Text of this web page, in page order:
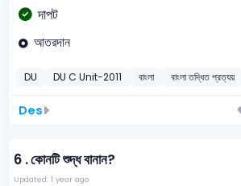
দাপট
আতরদান
DU DU C Unit-2011 বাংলা বাংলা তদ্ধিত প্রত্যয়
Des
6 .কোনটি শুদ্ধ বানান?
Updated: 1 year ago